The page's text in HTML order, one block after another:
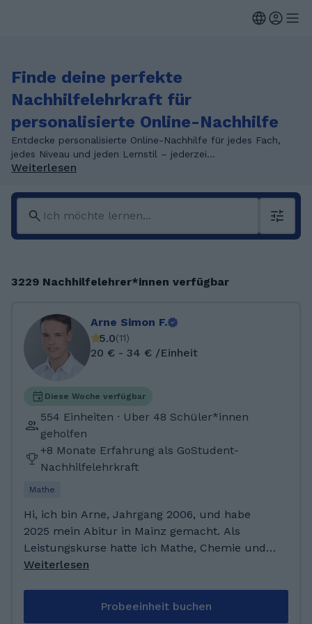
Finde deine perfekte
Nachhilfelehrkraft für
personalisierte Online-Nachhilfe
Entdecke personalisierte Online-Nachhilfe für jedes Fach,
jedes Niveau und jeden Lernstil – jederzei...
Weiterlesen
3229 Nachhilfelehrer*innen verfügbar
Arne Simon F.
5.0(11)
20 € - 34 € /Einheit
Diese Woche verfügbar
554 Einheiten · Uber 48 Schüler*innen
geholfen
+8 Monate Erfahrung als GoStudent-
Nachhilfelehrkraft
Mathe
Hi, ich bin Arne, Jahrgang 2006, und habe
2025 mein Abitur in Mainz gemacht. Als
Leistungskurse hatte ich Mathe, Chemie und
Erdkunde. Besonders bei der Vorbereitung auf
fragen. Dadurch habe ich bereits viel
Weiterlesen
Probeeinheit buchen